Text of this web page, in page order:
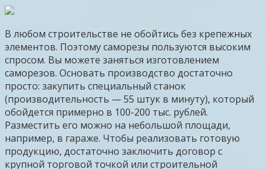
В любом строительстве не обойтись без крепежных
элементов. Поэтому саморезы пользуются высоким
спросом. Вы можете заняться изготовлением
саморезов. Основать производство достаточно
просто: закупить специальный станок
(производительность — 55 штук в минуту), который
обойдется примерно в 100-200 тыс. рублей.
Разместить его можно на небольшой площади,
например, в гараже. Чтобы реализовать готовую
продукцию, достаточно заключить договор с
крупной торговой точкой или строительной